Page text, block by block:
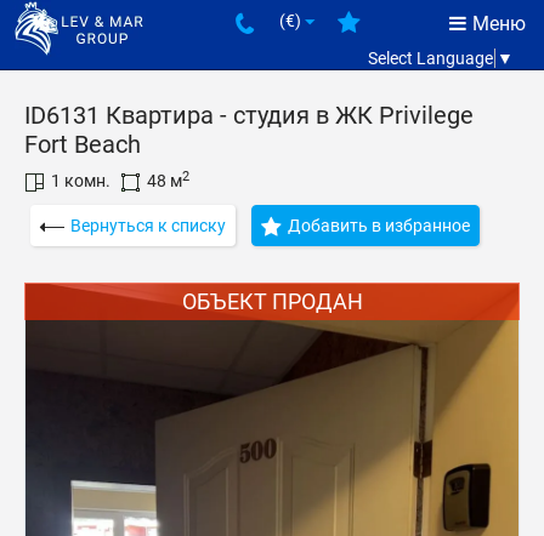
Меню
(€)
Select Language ▼
ID6131 Квартира - студия в ЖК Privilege
Fort Beach
1 комн. 48 м2
Вернуться к списку Добавить в избранное
ОБЪЕКТ ПРОДАН